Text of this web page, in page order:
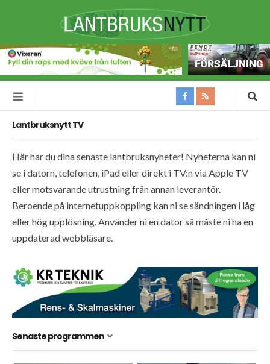
Lantbruksnytt TV
Här har du dina senaste lantbruksnyheter! Nyheterna kan ni
se i datorn, telefonen, iPad eller direkt i TV:n via Apple TV
eller motsvarande utrustning från annan leverantör.
Beroende på internetuppkoppling kan ni se sändningen i låg
eller hög upplösning. Använder ni en dator så måste ni ha en
uppdaterad webbläsare.
Senaste programmen